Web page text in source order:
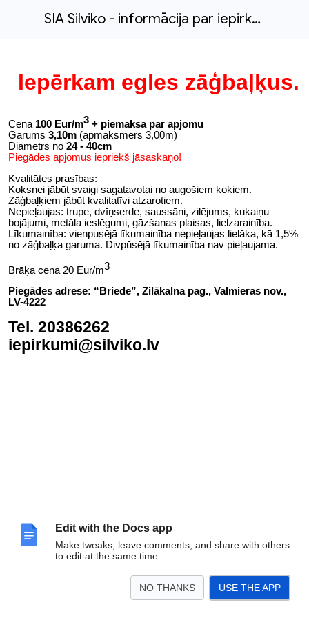
Edit with the Docs app
Make tweaks, leave comments, and share with others
to edit at the same time.
NO THANKS USE THE APP
SIA Silviko - informācija par iepirkumiem
Iepērkam egles zāģbaļķus.
Cena 100 Eur/m3 + piemaksa par apjomu
Garums 3,10m (apmaksmērs 3,00m)
Diametrs no 24 - 40cm
Piegādes apjomus iepriekš jāsaskaņo!
Kvalitātes prasības:
Koksnei jābūt svaigi sagatavotai no augošiem kokiem.
Zāģbaļķiem jābūt kvalitatīvi atzarotiem.
Nepieļaujas: trupe, dvīņserde, saussāni, zilējums, kukaiņu
bojājumi, metāla ieslēgumi, gāzšanas plaisas, lielzarainība.
Līkumainība: vienpusējā līkumainība nepieļaujas lielāka, kā 1,5%
no zāģbaļķa garuma. Divpūsējā līkumainība nav pieļaujama.
Brāķa cena 20 Eur/m3
Piegādes adrese: “Briede”, Zilākalna pag., Valmieras nov.,
LV-4222
Tel. 20386262
iepirkumi@silviko.lv